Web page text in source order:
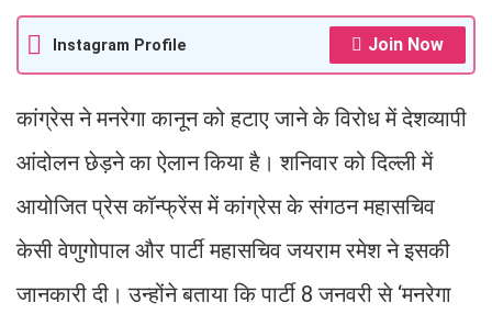
Instagram Profile Join Now
कांग्रेस ने मनरेगा कानून को हटाए जाने के विरोध में देशव्यापी
आंदोलन छेड़ने का ऐलान किया है। शनिवार को दिल्ली में
आयोजित प्रेस कॉन्फ्रेंस में कांग्रेस के संगठन महासचिव
केसी वेणुगोपाल और पार्टी महासचिव जयराम रमेश ने इसकी
जानकारी दी। उन्होंने बताया कि पार्टी 8 जनवरी से ‘मनरेगा